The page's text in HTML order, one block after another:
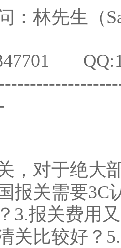
：林先生（
，对于绝大
报关需要3C
3.报关费用
关比较好？